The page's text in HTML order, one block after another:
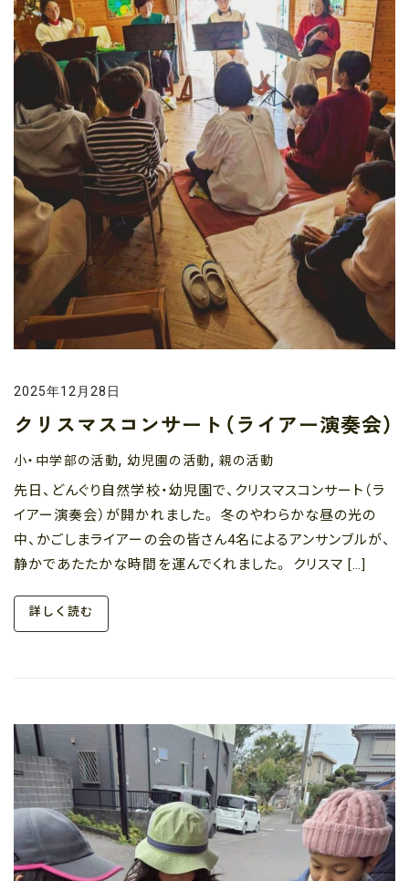
2025年12月28日
クリスマスコンサート（ライアー演奏会）
小・中学部の活動,幼児園の活動, 親の活動
先日、どんぐり自然学校・幼児園で、クリスマスコンサート（ラ
イアー演奏会）が開かれました。 冬のやわらかな昼の光の
中、かごしまライアーの会の皆さん4名によるアンサンブルが、
静かであたたかな時間を運んでくれました。 クリスマ […]
詳しく読む